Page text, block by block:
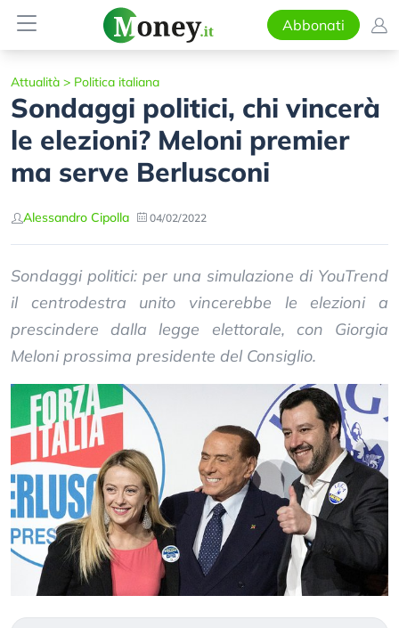
Abbonati
Attualità > Politica italiana
Sondaggi politici, chi vincerà
le elezioni? Meloni premier
ma serve Berlusconi
Alessandro Cipolla 04/02/2022
Sondaggi politici: per una simulazione di YouTrend
il centrodestra unito vincerebbe le elezioni a
prescindere dalla legge elettorale, con Giorgia
Meloni prossima presidente del Consiglio.